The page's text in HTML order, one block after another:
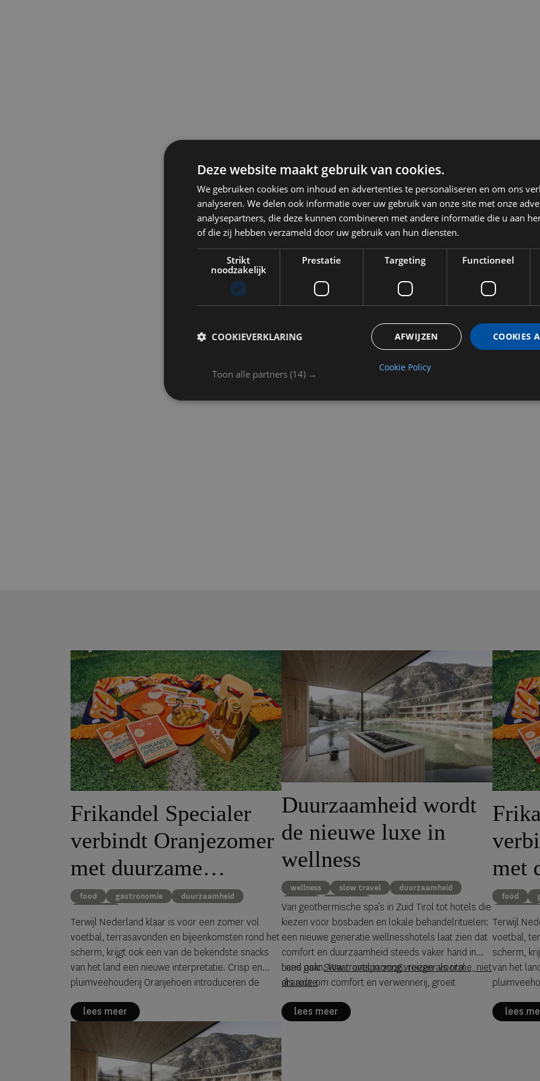
Frikandel Specialer
verbindt Oranjezomer
met duurzame
foodtrend
food gastronomie
duurzaamheid
Terwijl Nederland klaar is voor een zomer vol
voetbal, terrasavonden en bijeenkomsten rond het
scherm, krijgt ook een van de bekendste snacks
van het land een nieuwe interpretatie. Crisp en
pluimveehouderij Oranjehoen introduceren de
de sfeer van de Oranjezomer combineert met een
eigentijdse kijk op voedselproductie.
lees meer
Duurzaamheid wordt
de nieuwe luxe in
wellness
wellness slow travel
duurzaamheid
Eco Luxe
Van geothermische spa’s in Zuid Tirol tot hotels die
kiezen voor bosbaden en lokale behandelrituelen:
een nieuwe generatie wellnesshotels laat zien dat
comfort en duurzaamheid steeds vaker hand in
hand gaan. Waar ontspanning vroeger vooral
draaide om comfort en verwennerij, groeit
faciliteiten op energieverbruik, watergebruik en
meer hotels zien dat welzijn en
verantwoordelijkheid elkaar niet hoeven uit te
sluiten. Duurzame wellness staat niet op zichzelf.
Lees ook:Slow travel in 2026: reizen als ritme, niet
als route
lees meer
met
food
Terwijl
voetbal,
scherm,
van het
de sfeer
lees
Deze website maakt gebruik van cookies.
We gebruiken cookies om inhoud en advertenties te personaliseren en om ons
analyseren. We delen ook informatie over uw gebruik van onze site met onze
analysepartners, die deze kunnen combineren met andere informatie die u aan
of die zij hebben verzameld door uw gebruik van hun diensten.
Toon alle partners (14) →
Strikt
noodzakelijk
Prestatie Targeting Functioneel
COOKIES
AFWIJZEN
COOKIEVERKLARING
Cookie Policy